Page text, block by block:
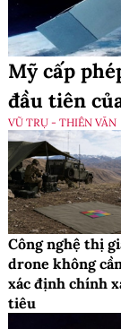
Mỹ cấp
đầu tiên
VŨ TRỤ - THIÊN VĂN
Công nghệ thị
drone không
xác định chính
tiêu